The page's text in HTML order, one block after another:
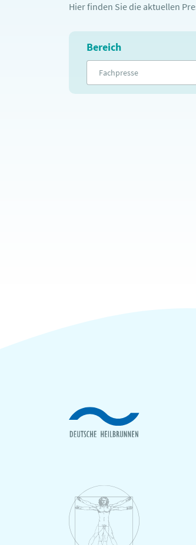
Hier finden Sie die aktuellen
Bereich
Fachpresse